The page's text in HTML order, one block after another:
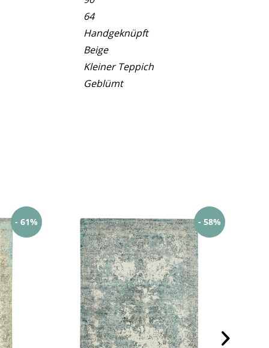
64
Handgeknüpft
Beige
Kleiner Teppich
Geblümt
- 61% - 58%